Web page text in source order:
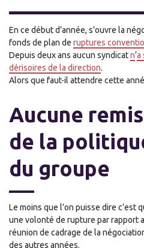
En ce début d’année, s’ouvre la
fonds de plan de ruptures
Depuis deux ans aucun syndicatn‘a
dérisoires de la direction.
Alors que faut-il attendre cette
Aucune
de la
du groupe
Le moins que l’on puisse dire c’est
une volonté de rupture par rapport
réunion de cadrage de la
des autres années.